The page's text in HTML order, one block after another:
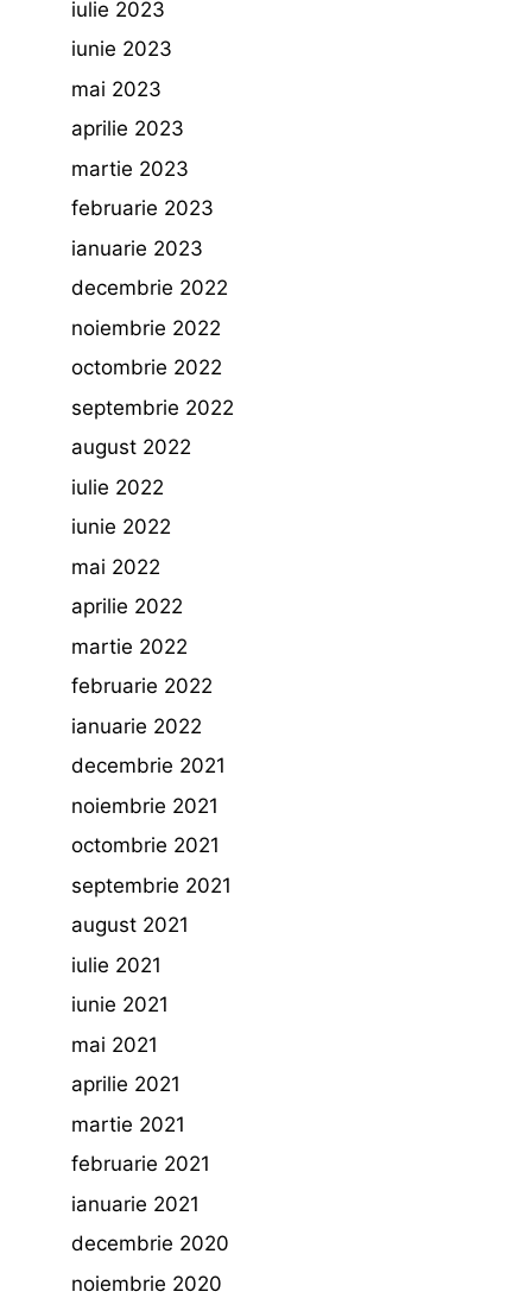
iulie 2023
iunie 2023
mai 2023
aprilie 2023
martie 2023
februarie 2023
ianuarie 2023
decembrie 2022
noiembrie 2022
octombrie 2022
septembrie 2022
august 2022
iulie 2022
iunie 2022
mai 2022
aprilie 2022
martie 2022
februarie 2022
ianuarie 2022
decembrie 2021
noiembrie 2021
octombrie 2021
septembrie 2021
august 2021
iulie 2021
iunie 2021
mai 2021
aprilie 2021
martie 2021
februarie 2021
ianuarie 2021
decembrie 2020
noiembrie 2020